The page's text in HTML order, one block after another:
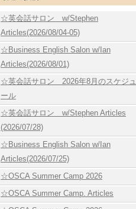
☆英会話サロン w/Stephen
Articles(2026/08/04-05)
☆Business English Salon w/Ian
Articles(2026/08/01)
☆英会話サロン 2026年8月のスケジュ
ール
☆英会話サロン w/Stephen Articles
(2026/07/28)
☆Business English Salon w/Ian
Articles(2026/07/25)
☆OSCA Summer Camp 2026
☆OSCA Summer Camp. Articles